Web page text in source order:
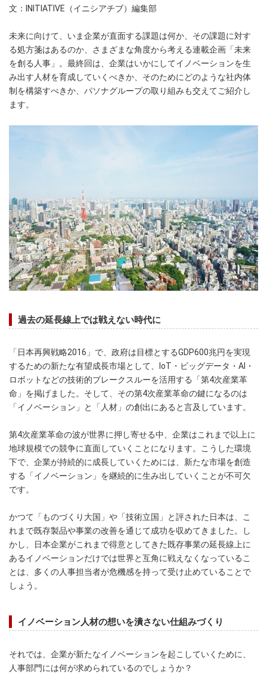
文：INITIATIVE（イニシアチブ）編集部
未来に向けて、いま企業が直面する課題は何か、その課題に対す
る処方箋はあるのか、さまざまな角度から考える連載企画「未来
を創る人事」。最終回は、企業はいかにしてイノベーションを生
み出す人材を育成していくべきか、そのためにどのような社内体
制を構築すべきか、パソナグループの取り組みも交えてご紹介し
ます。
過去の延長線上では戦えない時代に
「日本再興戦略2016」で、政府は目標とするGDP600兆円を実現
するための新たな有望成長市場として、IoT・ビッグデータ・AI・
ロボットなどの技術的ブレークスルーを活用する「第4次産業革
命」を掲げました。そして、その第4次産業革命の鍵になるのは
「イノベーション」と「人材」の創出にあると言及しています。
第4次産業革命の波が世界に押し寄せる中、企業はこれまで以上に
地球規模での競争に直面していくことになります。こうした環境
下で、企業が持続的に成長していくためには、新たな市場を創造
する「イノベーション」を継続的に生み出していくことが不可欠
です。
かつて「ものづくり大国」や「技術立国」と評された日本は、こ
れまで既存製品や事業の改善を通じて成功を収めてきました。し
かし、日本企業がこれまで得意としてきた既存事業の延長線上に
あるイノベーションだけでは世界と互角に戦えなくなっているこ
とは、多くの人事担当者が危機感を持って受け止めていることで
しょう。
イノベーション人材の想いを潰さない仕組みづくり
それでは、企業が新たなイノベーションを起こしていくために、
人事部門には何が求められているのでしょうか？